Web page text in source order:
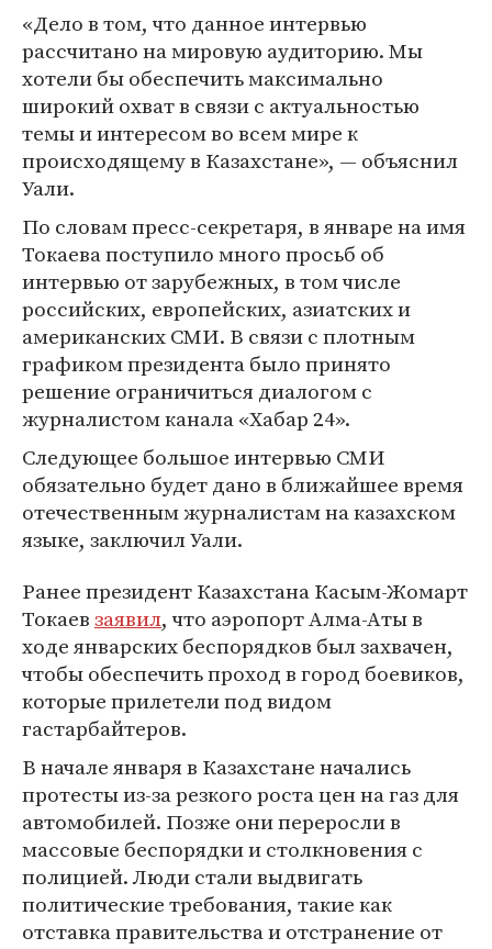
«Дело в том, что данное интервью
рассчитано на мировую аудиторию. Мы
хотели бы обеспечить максимально
широкий охват в связи с актуальностью
темы и интересом во всем мире к
происходящему в Казахстане», — объяснил
Уали.
По словам пресс-секретаря, в январе на имя
Токаева поступило много просьб об
интервью от зарубежных, в том числе
российских, европейских, азиатских и
американских СМИ. В связи с плотным
графиком президента было принято
решение ограничиться диалогом с
журналистом канала «Хабар 24».
Следующее большое интервью СМИ
обязательно будет дано в ближайшее время
отечественным журналистам на казахском
языке, заключил Уали.
Ранее президент Казахстана Касым-Жомарт
Токаевзаявил, что аэропорт Алма-Аты в
ходе январских беспорядков был захвачен,
чтобы обеспечить проход в город боевиков,
которые прилетели под видом
гастарбайтеров.
В начале января в Казахстане начались
протесты из-за резкого роста цен на газ для
автомобилей. Позже они переросли в
массовые беспорядки и столкновения с
полицией. Люди стали выдвигать
политические требования, такие как
отставка правительства и отстранение от